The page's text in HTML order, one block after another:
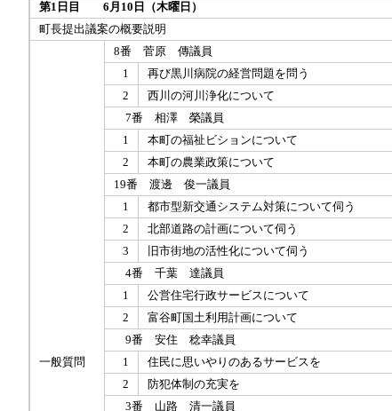
第1日目 6月10日（木曜日）
町長提出議案の概要説明
一般質問
8番 菅原 傳議員
1
再び黒川病院の経営問題を問う
2
西川の河川浄化について
7番 相澤 榮議員
1
本町の福祉ビションについて
2
本町の農業政策について
19番 渡邊 俊一議員
1
都市型新交通システム対策について伺う
2
北部道路の計画について伺う
3
旧市街地の活性化について伺う
4番 千葉 達議員
1
公営住宅行政サービスについて
2
富谷町国土利用計画について
9番 安住 稔幸議員
1
住民に思いやりのあるサービスを
2
防犯体制の充実を
3番 山路 清一議員